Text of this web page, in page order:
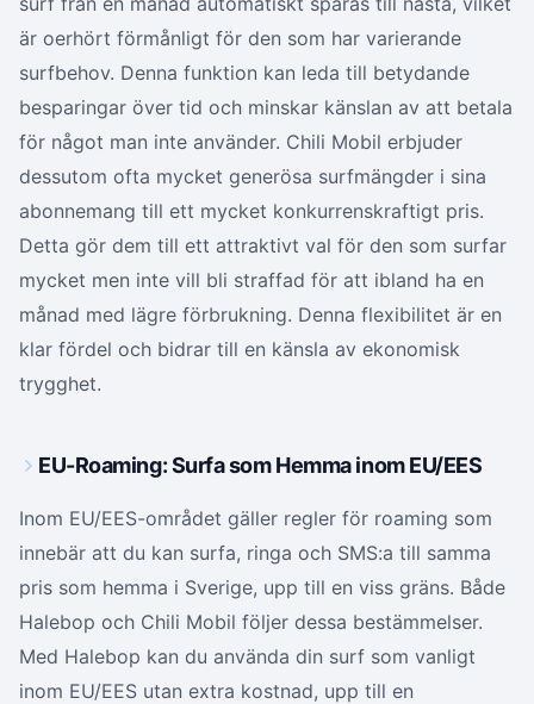
är oerhört förmånligt för den som har varierande
surfbehov. Denna funktion kan leda till betydande
besparingar över tid och minskar känslan av att betala
för något man inte använder. Chili Mobil erbjuder
dessutom ofta mycket generösa surfmängder i sina
abonnemang till ett mycket konkurrenskraftigt pris.
Detta gör dem till ett attraktivt val för den som surfar
mycket men inte vill bli straffad för att ibland ha en
månad med lägre förbrukning. Denna flexibilitet är en
klar fördel och bidrar till en känsla av ekonomisk
trygghet.
EU-Roaming: Surfa som Hemma inom EU/EES
Inom EU/EES-området gäller regler för roaming som
innebär att du kan surfa, ringa och SMS:a till samma
pris som hemma i Sverige, upp till en viss gräns. Både
Halebop och Chili Mobil följer dessa bestämmelser.
Med Halebop kan du använda din surf som vanligt
inom EU/EES utan extra kostnad, upp till en